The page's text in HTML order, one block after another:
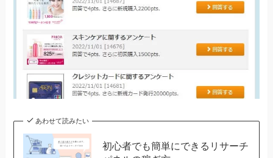
あわせて読みたい
初心者でも簡単にできるリサーチ